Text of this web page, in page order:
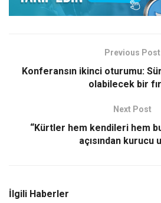
Previous Post
Konferansın ikinci oturumu:
olabilecek bir
Next Post
“Kürtler hem kendileri hem
açısından kurucu
İlgili Haberler